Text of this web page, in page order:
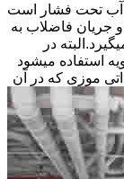
آب تحت فشار است
جریان فاضلاب به
در
استفاده میشود
موزی که در آن